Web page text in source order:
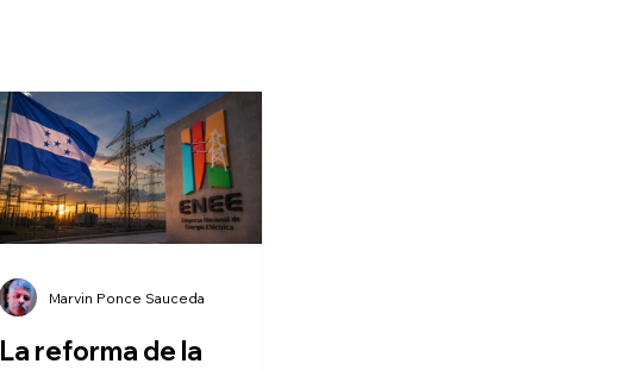
La reforma de la
Marvin Ponce Sauceda